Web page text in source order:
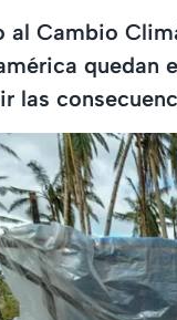
al Cambio
quedan
las